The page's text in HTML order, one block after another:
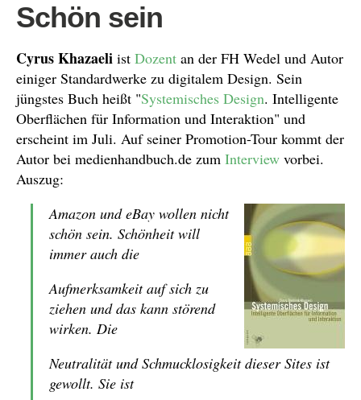
Schön sein
Cyrus Khazaeli ist Dozent an der FH Wedel und Autor
einiger Standardwerke zu digitalem Design. Sein
jüngstes Buch heißt "Systemisches Design. Intelligente
Oberflächen für Information und Interaktion" und
erscheint im Juli. Auf seiner Promotion-Tour kommt der
Autor bei medienhandbuch.de zum Interview vorbei.
Auszug:
Amazon und eBay wollen nicht
schön sein. Schönheit will
immer auch die
Aufmerksamkeit auf sich zu
ziehen und das kann störend
wirken. Die
Neutralität und Schmucklosigkeit dieser Sites ist
gewollt. Sie ist